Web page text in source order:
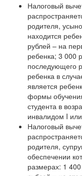
Налоговый
родителя,
находится
рублей – на
ребенка; 3 000
последующего
ребенка в
является
формы
студента в
инвалидом I
Налоговый
родителя,
обеспечении
размерах: 1